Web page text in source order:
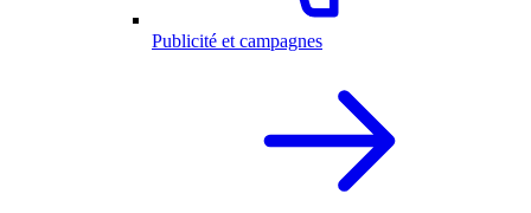
Publicité et campagnes